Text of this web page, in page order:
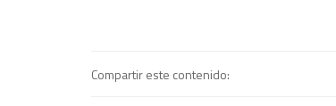
Compartir este contenido: